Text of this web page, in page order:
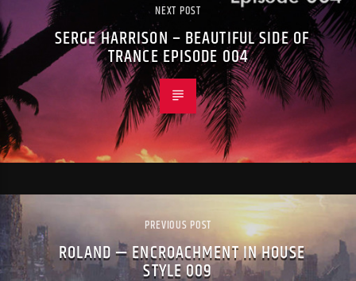
NEXT POST
SERGE HARRISON – BEAUTIFUL SIDE OF
TRANCE EPISODE 004
PREVIOUS POST
ROLAND — ENCROACHMENT IN HOUSE
STYLE 009